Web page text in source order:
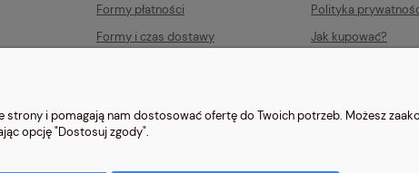
Formy płatności
Formy i czas dostawy
Polityka
Jak kupować?
strony i pomagają nam dostosować ofertę do Twoich potrzeb. Możesz
opcję "Dostosuj zgody".